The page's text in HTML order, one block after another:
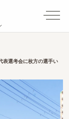
表選考会に枚方の選手い